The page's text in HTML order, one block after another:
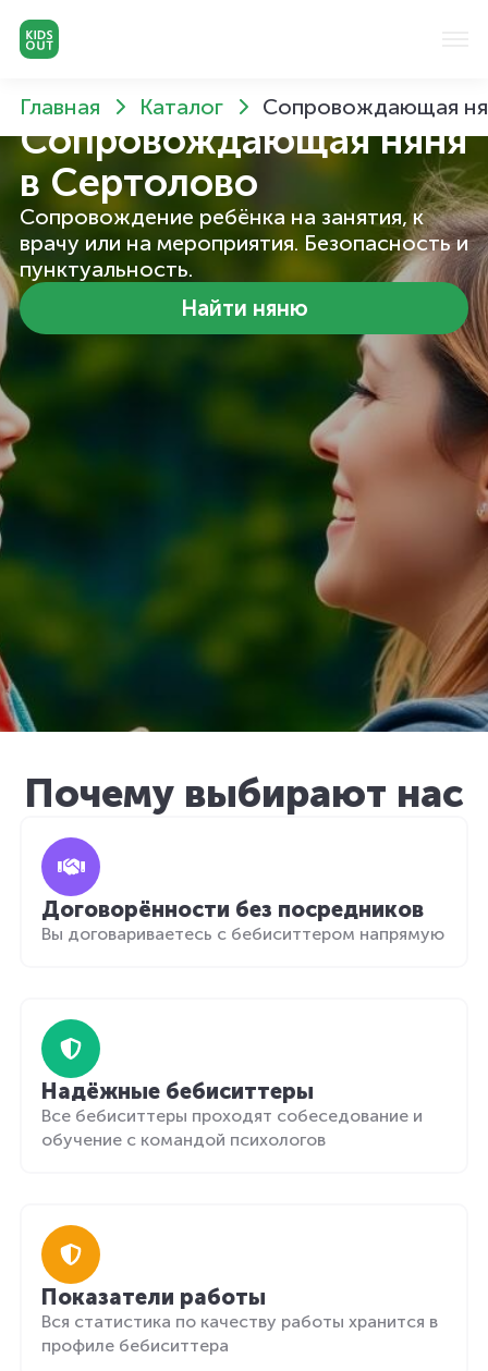
Главная Каталог Сопровождающая
Сопровождающая няня
в Сертолово
Сопровождение ребёнка на занятия, к
врачу или на мероприятия. Безопасность и
пунктуальность.
Найти няню
Почему выбирают нас
Договорённости без посредников
Вы договариваетесь с бебиситтером напрямую
Надёжные бебиситтеры
Все бебиситтеры проходят собеседование и
обучение с командой психологов
Показатели работы
Вся статистика по качеству работы хранится в
профиле бебиситтера